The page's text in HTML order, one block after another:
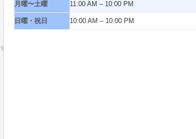
月曜〜土曜 11:00 AM – 10:00 PM
日曜・祝日 10:00 AM – 10:00 PM